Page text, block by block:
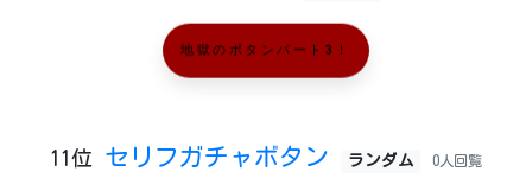
地獄のボタンパート3！
11位 セリフガチャボタン ランダム 0人回覧